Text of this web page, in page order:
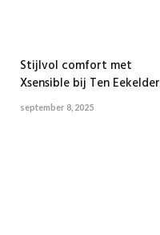
Stijlvol comfort met
Xsensible bij Ten Eekelder
september 8, 2025